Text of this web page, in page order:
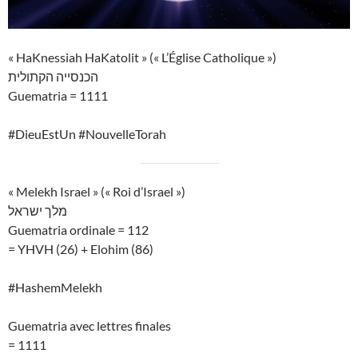
« HaKnessiah HaKatolit » (« L’Église Catholique »)
הכנסייה הקתולית
Guematria = 1111
#DieuEstUn #NouvelleTorah
« Melekh Israel » (« Roi d’Israel »)
מלך ישראל
Guematria ordinale = 112
= YHVH (26) + Elohim (86)
#HashemMelekh
Guematria avec lettres finales
= 1111